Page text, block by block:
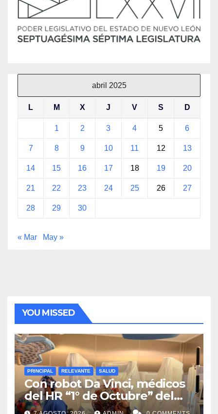
abril 2025
L M X J V S D
1 2 3 4 5 6
7 8 9 10 11 12 13
14 15 16 17 18 19 20
21 22 23 24 25 26 27
28 29 30
« Mar May »
YOU MISSED
PRINCIPAL RELEVANTE SALUD
Con robot Da Vinci, médicos
del HR “1° de Octubre” del
ISSSTE retiran tumor renal a